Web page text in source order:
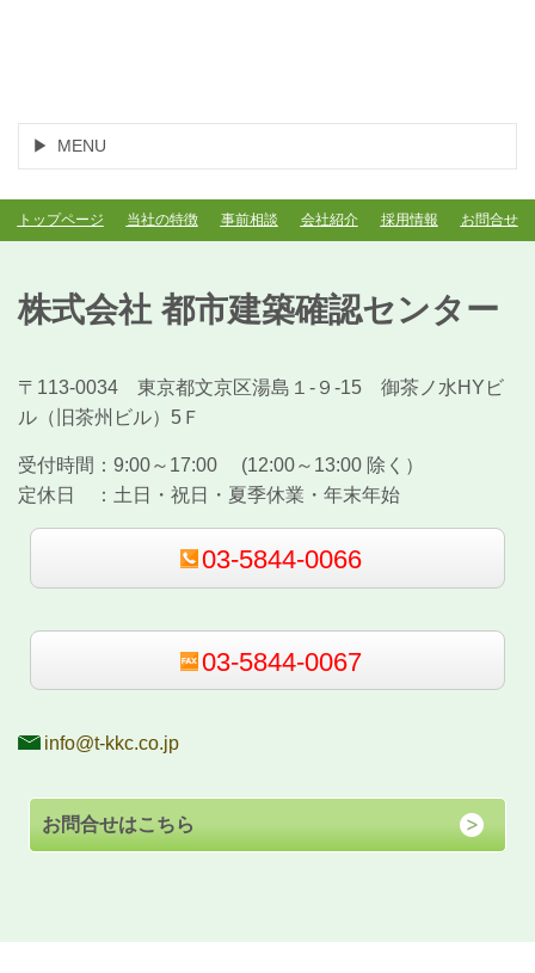
MENU
トップページ 当社の特徴 事前相談 会社紹介 採用情報 お問合せ
株式会社 都市建築確認センター
〒113-0034 東京都文京区湯島１-９-15 御茶ノ水HYビ
ル（旧茶州ビル）5Ｆ
受付時間： 9:00～17:00 (12:00～13:00 除く）
定休日 ： 土日・祝日・夏季休業・年末年始
03-5844-0066
03-5844-0067
info@t-kkc.co.jp
お問合せはこちら